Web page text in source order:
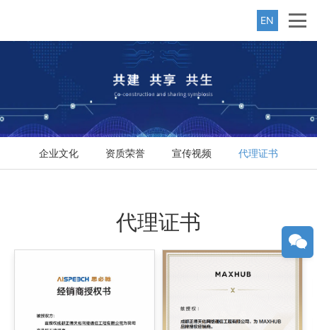
EN
企业文化 资质荣誉 宣传视频 代理证书
代理证书